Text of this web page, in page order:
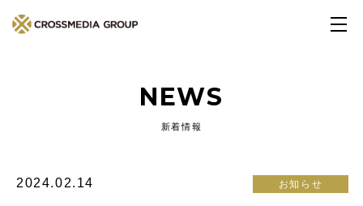
NEWS
新着情報
2024.02.14 お知らせ